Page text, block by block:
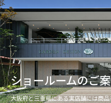
ショールームのご
大阪府と三重県にある実店舗には商